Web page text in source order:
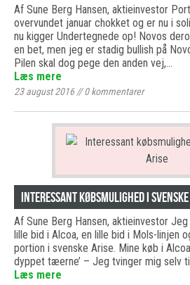
Af Sune Berg Hansen, aktieinvestor
overvundet januar chokket og er nu i
nu kigger Undertegnede op! Novos
en bet, men jeg er stadig bullish på
Pilen skal dog pege den anden vej,…
Læs mere
23 august 2016//0kommentarer
Interessant købsmulighed i
Af Sune Berg Hansen, aktieinvestor
lille bid i Alcoa, en lille bid i Mols-linjen
portion i svenske Arise. Mine køb i
dyppet tæerne’ – Jeg tvinger mig selv
Læs mere